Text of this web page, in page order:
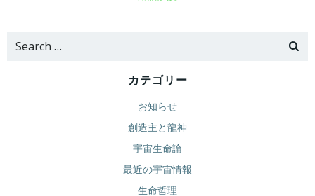
Search
カテゴリー
お知らせ
創造主と龍神
宇宙生命論
最近の宇宙情報
生命哲理